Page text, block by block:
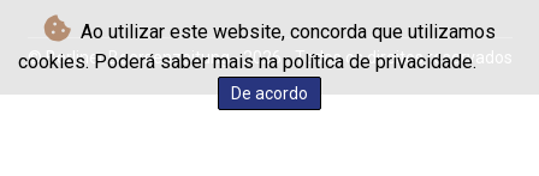
Ao utilizar este website, concorda que utilizamos
cookies. Poderá saber mais na política de privacidade.
De acordo
30295.956222
VUV 137.068136
© Berliner Boersenzeitung - 2026 - Todos os direitos reservados